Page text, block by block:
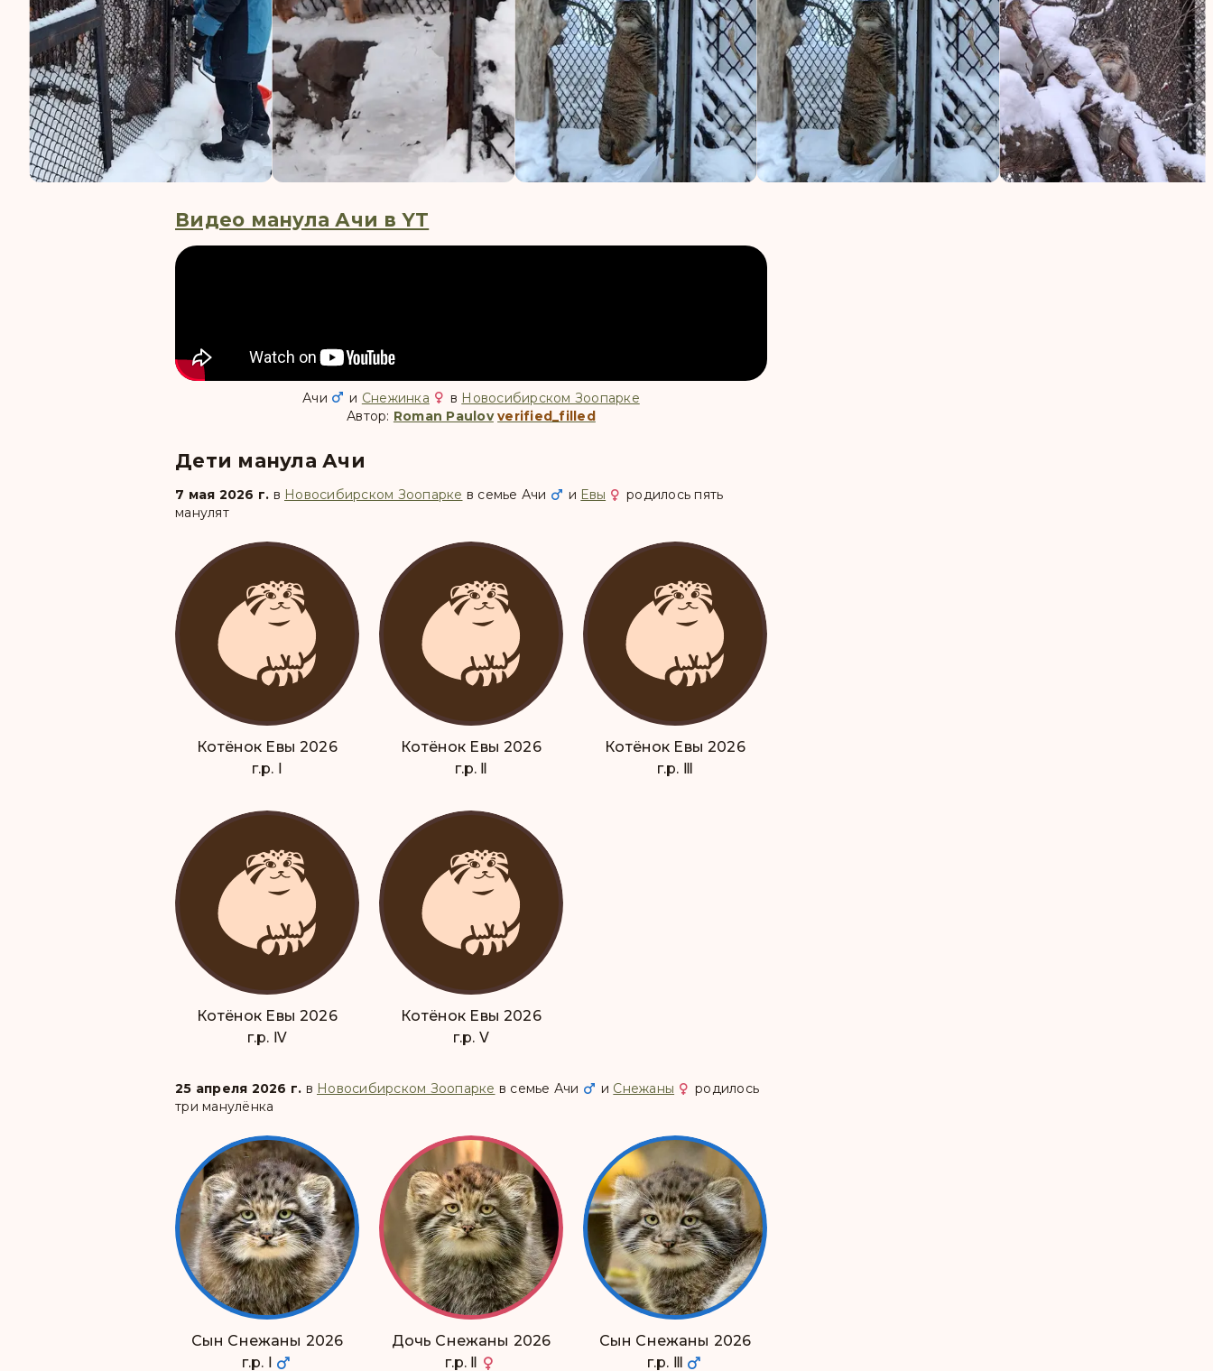
Видео манула Ачи в YT
Ачи и Снежинка в Новосибирском Зоопарке
Автор: Roman Paulov verified_filled
Дети манула Ачи
7 мая 2026 г. в Новосибирском Зоопарке в семье Ачи и Евы
родилось пять
манулят
Котёнок Евы 2026
г.р. Ⅰ
Котёнок Евы 2026
г.р. Ⅱ
Котёнок Евы 2026
г.р. Ⅲ
Котёнок Евы 2026
г.р. Ⅳ
Котёнок Евы 2026
г.р. Ⅴ
25 апреля 2026 г. в Новосибирском Зоопарке в семье Ачи и Снежаны
родилось
три манулёнка
Сын Снежаны 2026
г.р. Ⅰ
Дочь Снежаны 2026
г.р. Ⅱ
Сын Снежаны 2026
г.р. Ⅲ